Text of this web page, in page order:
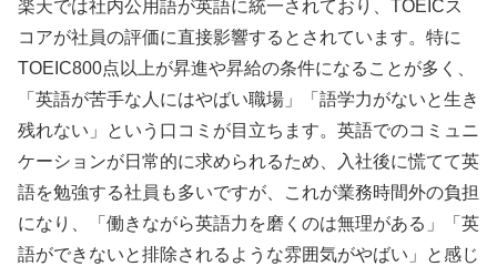
楽天では社内公用語が英語に統一されており、TOEICス
コアが社員の評価に直接影響するとされています。特に
TOEIC800点以上が昇進や昇給の条件になることが多く、
「英語が苦手な人にはやばい職場」「語学力がないと生き
残れない」という口コミが目立ちます。英語でのコミュニ
ケーションが日常的に求められるため、入社後に慌てて英
語を勉強する社員も多いですが、これが業務時間外の負担
になり、「働きながら英語力を磨くのは無理がある」「英
語ができないと排除されるような雰囲気がやばい」と感じ